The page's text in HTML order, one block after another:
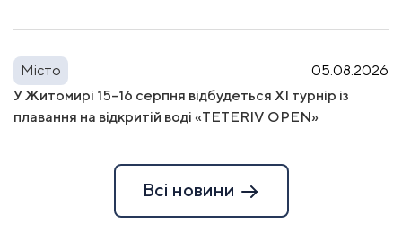
Місто
05.08.2026
У Житомирі 15–16 серпня відбудеться XI турнір із
плавання на відкритій воді «TETERIV OPEN»
Всі новини